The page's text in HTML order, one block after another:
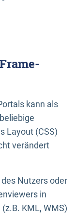
kann als
Layout (CSS)
verändert
Nutzers oder
in
KML, WMS)